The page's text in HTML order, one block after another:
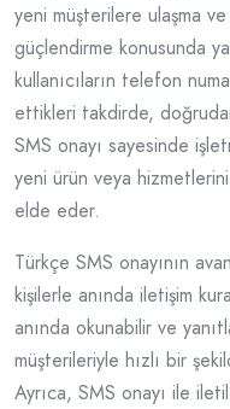
yeni müşterilere ulaşma
güçlendirme konusunda
kullanıcıların telefon
ettikleri takdirde,
SMS onayı sayesinde
yeni ürün veya
elde eder.
Türkçe SMS onayının
kişilerle anında iletişim
anında okunabilir ve
müşterileriyle hızlı bir
Ayrıca, SMS onayı ile